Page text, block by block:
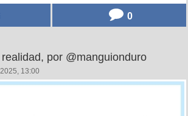
0
por @manguionduro
13:00